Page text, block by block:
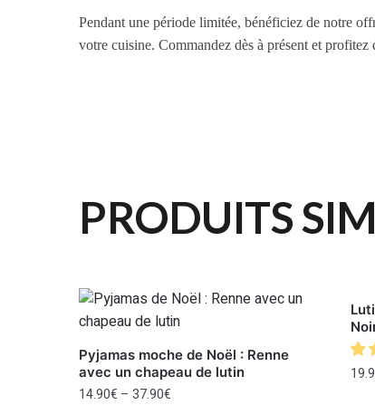
Pendant une période limitée, bénéficiez de notre
votre cuisine. Commandez dès à présent et
PRODUITS
Pyjamas moche de Noël : Renne
avec un chapeau de lutin
14.90€ –37.90€